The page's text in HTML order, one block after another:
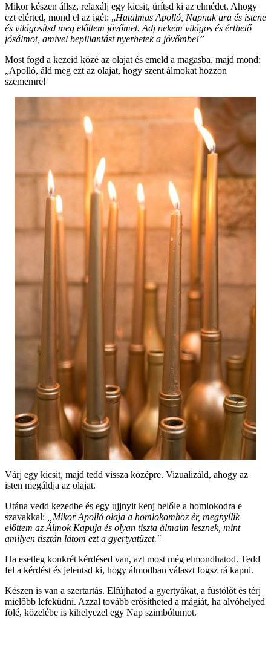
Mikor készen állsz, relaxálj egy kicsit, ürítsd ki az elmédet. Ahogy
ezt elérted, mond el az igét: „Hatalmas Apolló, Napnak ura és istene
és világosítsd meg előttem jövőmet. Adj nekem világos és érthető
jósálmot, amivel bepillantást nyerhetek a jövőmbe!”
Most fogd a kezeid közé az olajat és emeld a magasba, majd mond:
„Apolló, áld meg ezt az olajat, hogy szent álmokat hozzon
szememre!
Várj egy kicsit, majd tedd vissza középre. Vizualizáld, ahogy az
isten megáldja az olajat.
Utána vedd kezedbe és egy ujjnyit kenj belőle a homlokodra e
szavakkal:
„Mikor Apolló olaja a homlokomhoz ér, megnyílik
előttem az Álmok Kapuja és olyan tiszta álmaim lesznek, mint
amilyen tisztán látom ezt a gyertyatüzet."
Ha esetleg konkrét kérdésed van, azt most még elmondhatod. Tedd
fel a kérdést és jelentsd ki, hogy álmodban választ fogsz rá kapni.
Készen is van a szertartás. Elfújhatod a gyertyákat, a füstölőt és térj
mielőbb lefeküdni. Azzal tovább erősítheted a mágiát, ha alvóhelyed
fölé, közelébe is kihelyezel egy Nap szimbólumot.